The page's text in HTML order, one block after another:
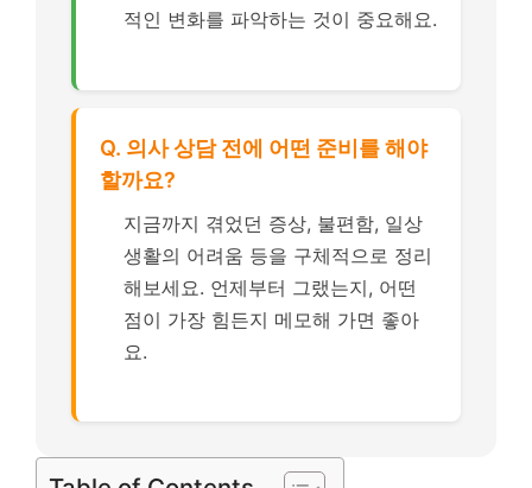
적인 변화를 파악하는 것이 중요해요.
Q. 의사 상담 전에 어떤 준비를 해야
할까요?
지금까지 겪었던 증상, 불편함, 일상
생활의 어려움 등을 구체적으로 정리
해보세요. 언제부터 그랬는지, 어떤
점이 가장 힘든지 메모해 가면 좋아
요.